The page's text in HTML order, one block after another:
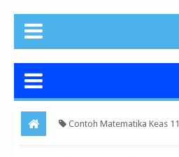
Contoh Matematika Keas 11